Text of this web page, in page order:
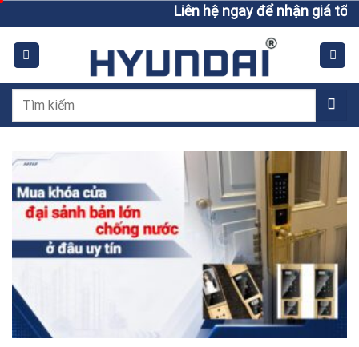
to
content
Liên hệ ngay để nhận giá tốt
Tìm